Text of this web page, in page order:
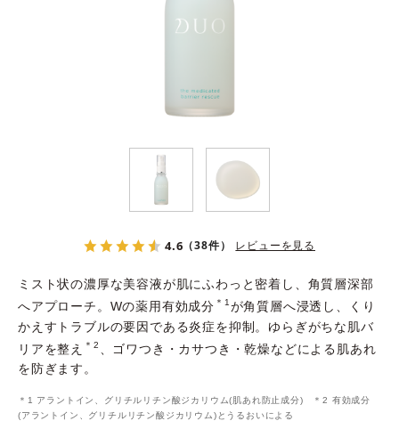
クレンジングバームの魅力
あしたの美肌 |
美容情報を発信・キレイをサポートするWebメディア
4.6 （38件） レビューを見る
ミスト状の濃厚な美容液が肌にふわっと密着し、角質層深部
へアプローチ。Wの薬用有効成分 ＊1 が角質層へ浸透し、くり
かえすトラブルの要因である炎症を抑制。ゆらぎがちな肌バ
リアを整え
＊2
、ゴワつき・カサつき・乾燥などによる肌あれ
を防ぎます。
＊1 アラントイン、グリチルリチン酸ジカリウム(肌あれ防止成分) ＊2 有効成分
(アラントイン、グリチルリチン酸ジカリウム)とうるおいによる